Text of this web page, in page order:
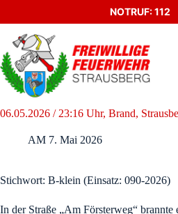
NOTRUF: 112
06.05.2026 / 23:16 Uhr, Brand,
AM 7. Mai 2026
Stichwort: B-klein (Einsatz: 090-2026)
In der Straße „Am Försterweg“ brannte